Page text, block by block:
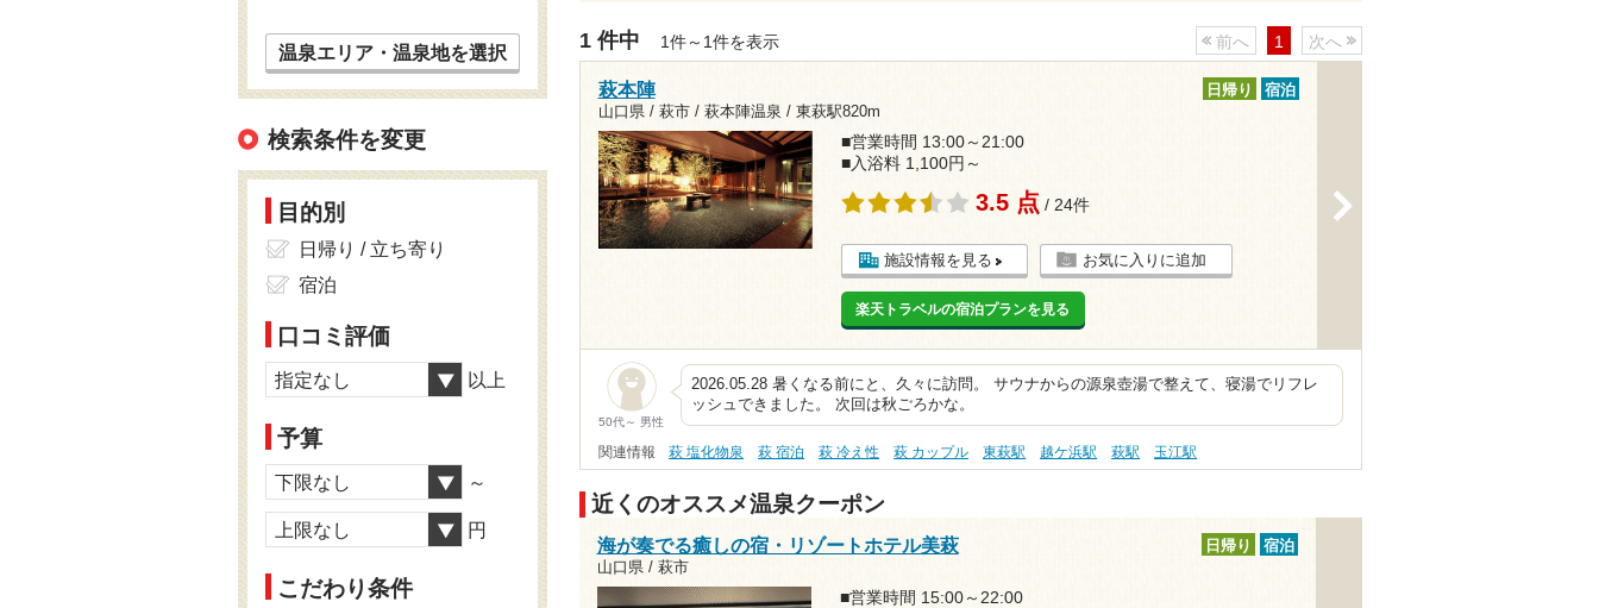
1 件中 1件～1件を表示 前へ 1 次へ
萩本陣
山口県 / 萩市 / 萩本陣温泉 / 東萩駅820m
日帰り 宿泊
■営業時間 13:00～21:00
■入浴料 1,100円～
3.5 点 / 24件
施設情報を見る お気に入りに追加
楽天トラベルの宿泊プランを見る
50代～ 男性
2026.05.28 暑くなる前にと、久々に訪問。 サウナからの源泉壺湯で整えて、寝湯でリフレ
ッシュできました。 次回は秋ごろかな。
関連情報 萩 塩化物泉 萩 宿泊 萩 冷え性 萩 カップル 東萩駅 越ケ浜駅 萩駅 玉江駅
近くのオススメ温泉クーポン
海が奏でる癒しの宿・リゾートホテル美萩
山口県 / 萩市
日帰り 宿泊
■営業時間 15:00～22:00
温泉エリア・温泉地を選択
検索条件を変更
目的別
日帰り / 立ち寄り
宿泊
口コミ評価
指定なし 以上
予算
下限なし ～
上限なし 円
こだわり条件